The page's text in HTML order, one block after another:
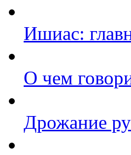
Ишиас:
О чем
Дрожание